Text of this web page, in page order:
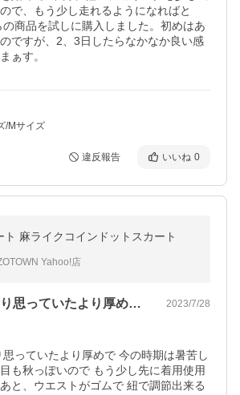
で、もう少し走れるようになればと
商品を試しに購入しました。初めはあ
ですが、2、3日したらなかなか良い感
ぁす。
/Mサイズ
違反報告 いいね 0
ト 麻ライクコインドットスカート
Yahoo!店
生地は張りがあり思っていたより厚めで今… 2023/7/28
っていたより厚めで 今の時期は暑苦し
も秋っぽいので もう少し先に着用使用
と、ウエストがゴムで 紐で調節出来る